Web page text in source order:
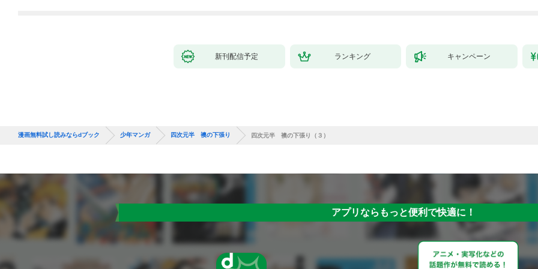
新刊配信予定 ランキング キャンペーン
漫画無料試し読みならdブック 少年マンガ 四次元半 襖の下張り 四次元半 襖の下張り（３）
アプリならもっと便利で快適に！